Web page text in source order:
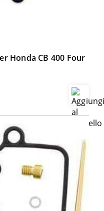
Honda CB 400 Four